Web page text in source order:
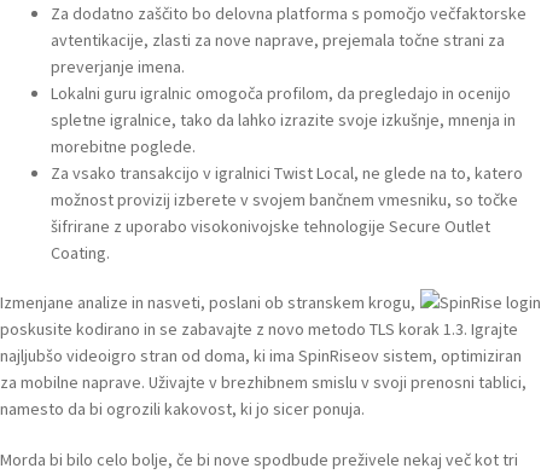
Za dodatno zaščito bo delovna platforma s pomočjo večfaktorske
avtentikacije, zlasti za nove naprave, prejemala točne strani za
preverjanje imena.
Lokalni guru igralnic omogoča profilom, da pregledajo in ocenijo
spletne igralnice, tako da lahko izrazite svoje izkušnje, mnenja in
morebitne poglede.
Za vsako transakcijo v igralnici Twist Local, ne glede na to, katero
možnost provizij izberete v svojem bančnem vmesniku, so točke
šifrirane z uporabo visokonivojske tehnologije Secure Outlet
Coating.
Izmenjane analize in nasveti, poslani ob stranskem krogu,
poskusite kodirano in se zabavajte z novo metodo TLS korak 1.3. Igrajte
najljubšo videoigro stran od doma, ki ima SpinRiseov sistem, optimiziran
za mobilne naprave. Uživajte v brezhibnem smislu v svoji prenosni tablici,
namesto da bi ogrozili kakovost, ki jo sicer ponuja.
Morda bi bilo celo bolje, če bi nove spodbude preživele nekaj več kot tri